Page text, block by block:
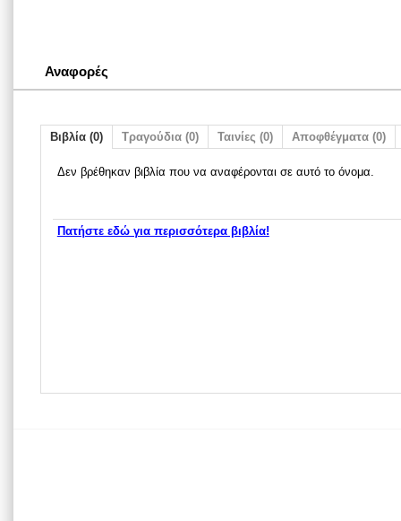
Αναφορές
Βιβλία (0) Τραγούδια (0) Ταινίες (0) Αποφθέγματα (0)
Δεν βρέθηκαν βιβλία που να αναφέρονται σε αυτό το όνομα.
Πατήστε εδώ για περισσότερα βιβλία!